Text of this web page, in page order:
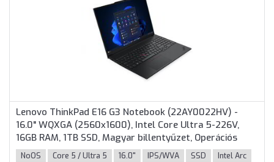
Lenovo ThinkPad E16 G3 Notebook (22AY0022HV) -
16.0" WQXGA (2560x1600), Intel Core Ultra 5-226V,
16GB RAM, 1TB SSD, Magyar billentyűzet, Operációs
rendszer nélkül, 3 év garancia, Fekete színben
NoOS Core 5 / Ultra 5 16.0" IPS/WVA SSD Intel Arc